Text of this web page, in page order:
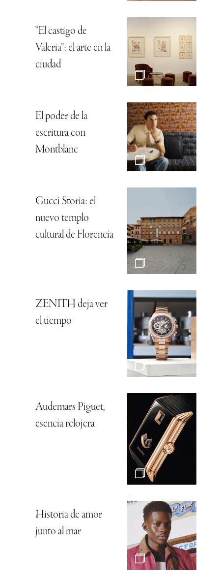
“El castigo de
Valeria”: el arte en la
ciudad
El poder de la
escritura con
Montblanc
Gucci Storia: el
nuevo templo
cultural de Florencia
ZENITH deja ver
el tiempo
Audemars Piguet,
esencia relojera
Historia de amor
junto al mar